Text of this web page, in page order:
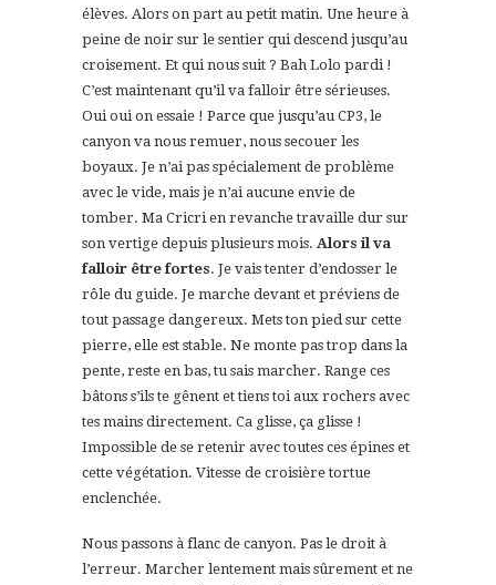
élèves. Alors on part au petit matin. Une heure à
peine de noir sur le sentier qui descend jusqu’au
croisement. Et qui nous suit ? Bah Lolo pardi !
C’est maintenant qu’il va falloir être sérieuses.
Oui oui on essaie ! Parce que jusqu’au CP3, le
canyon va nous remuer, nous secouer les
boyaux. Je n’ai pas spécialement de problème
avec le vide, mais je n’ai aucune envie de
tomber. Ma Cricri en revanche travaille dur sur
son vertige depuis plusieurs mois. Alors il va
falloir être fortes. Je vais tenter d’endosser le
rôle du guide. Je marche devant et préviens de
tout passage dangereux. Mets ton pied sur cette
pierre, elle est stable. Ne monte pas trop dans la
pente, reste en bas, tu sais marcher. Range ces
bâtons s’ils te gênent et tiens toi aux rochers avec
tes mains directement. Ca glisse, ça glisse !
Impossible de se retenir avec toutes ces épines et
cette végétation. Vitesse de croisière tortue
enclenchée.
Nous passons à flanc de canyon. Pas le droit à
l’erreur. Marcher lentement mais sûrement et ne